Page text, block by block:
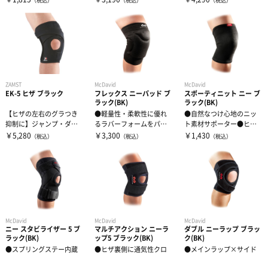
ZAMST
EK-5 ヒザ ブラック
【ヒザの左右のグラつき
抑制に】ジャンプ・ダッ
シュなどあらゆる動きに
￥5,280 （税込）
McDavid
フレックス ニーパッド ブ
ラック(BK)
●軽量性・柔軟性に優れ
るラバーフォームをパッ
ド部に採用●ヒザの形状
￥3,300 （税込）
McDavid
スポーティニット ニー ブ
ラック(BK)
●自然なつけ心地のニッ
ト素材サポーター●ヒザ
の動きを妨げず、関節を
￥1,430 （税込）
McDavid
ニー スタビライザー 5 ブ
ラック(BK)
●スプリングステー内蔵
McDavid
マルチアクション ニーラ
ップ5 ブラック(BK)
●ヒザ裏側に通気性クロ
McDavid
ダブル ニーラップ ブラッ
ク(BK)
●メインラップ×サイド